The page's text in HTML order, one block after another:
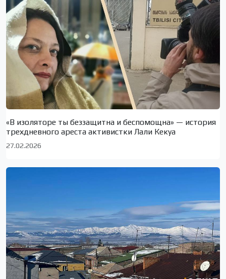
«В изоляторе ты беззащитна и беспомощна» — история
трехдневного ареста активистки Лали Кекуа
27.02.2026